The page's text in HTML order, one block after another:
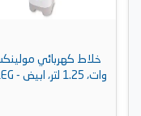
وات، 1.25 لتر، ابيض - LM2411EG